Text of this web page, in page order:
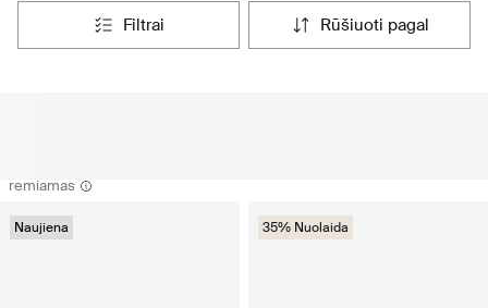
filtrai rūšiuoti pagal
remiamas
Naujiena 35% Nuolaida